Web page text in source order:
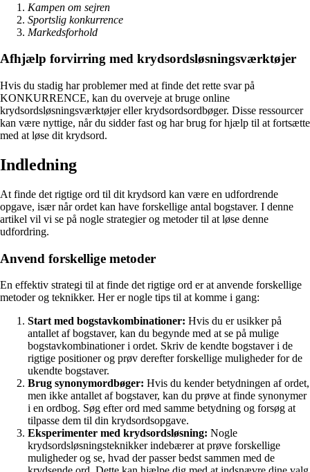
Kampen om sejren
Sportslig konkurrence
Markedsforhold
Afhjælp forvirring med krydsordsløsningsværktøjer
Hvis du stadig har problemer med at finde det rette svar på
KONKURRENCE, kan du overveje at bruge online
krydsordsløsningsværktøjer eller krydsordsordbøger. Disse ressourcer
kan være nyttige, når du sidder fast og har brug for hjælp til at fortsætte
med at løse dit krydsord.
Indledning
At finde det rigtige ord til dit krydsord kan være en udfordrende
opgave, især når ordet kan have forskellige antal bogstaver. I denne
artikel vil vi se på nogle strategier og metoder til at løse denne
udfordring.
Anvend forskellige metoder
En effektiv strategi til at finde det rigtige ord er at anvende forskellige
metoder og teknikker. Her er nogle tips til at komme i gang:
Start med bogstavkombinationer: Hvis du er usikker på
antallet af bogstaver, kan du begynde med at se på mulige
bogstavkombinationer i ordet. Skriv de kendte bogstaver i de
rigtige positioner og prøv derefter forskellige muligheder for de
ukendte bogstaver.
Brug synonymordbøger: Hvis du kender betydningen af ordet,
men ikke antallet af bogstaver, kan du prøve at finde synonymer
i en ordbog. Søg efter ord med samme betydning og forsøg at
tilpasse dem til din krydsordsopgave.
Eksperimenter med krydsordsløsning: Nogle
krydsordsløsningsteknikker indebærer at prøve forskellige
muligheder og se, hvad der passer bedst sammen med de